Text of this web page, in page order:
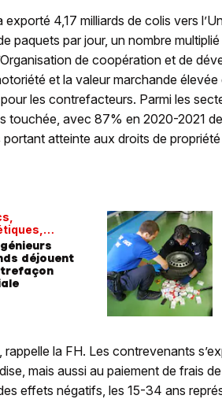
4,17 milliards de colis vers
paquets par jour, un nombre
de coopération et de
et la valeur marchande élevée
les contrefacteurs. Parmi les
touchée, avec 87% en 2020-2021
atteinte aux droits de
déjouent
rappelle la FH. Les contrevenants
mais aussi au paiement de frais
effets négatifs, les 15-34 ans